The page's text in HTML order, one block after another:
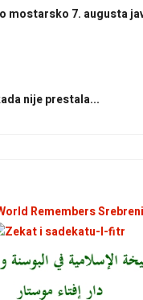
mostarsko 7. augusta
nije prestala...